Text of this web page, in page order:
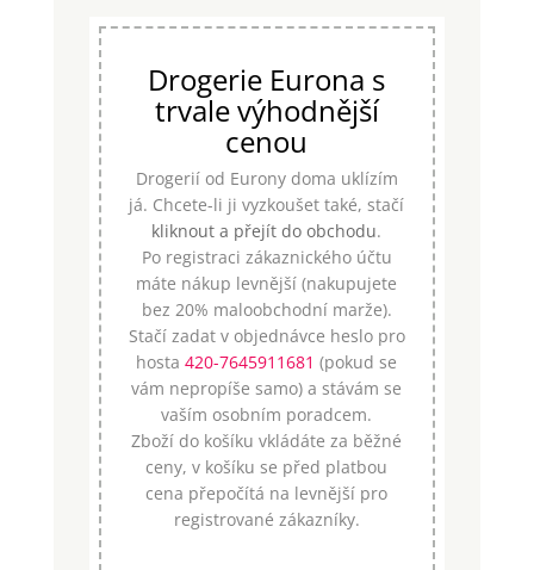
Drogerie Eurona s
trvale výhodnější
cenou
Drogerií od Eurony doma uklízím
já. Chcete-li ji vyzkoušet také, stačí
kliknout a přejít do obchodu.
Po registraci zákaznického účtu
máte nákup levnější (nakupujete
bez 20% maloobchodní marže).
Stačí zadat v objednávce heslo pro
hosta420-7645911681 (pokud se
vám nepropíše samo) a stávám se
vaším osobním poradcem.
Zboží do košíku vkládáte za běžné
ceny, v košíku se před platbou
cena přepočítá na levnější pro
registrované zákazníky.